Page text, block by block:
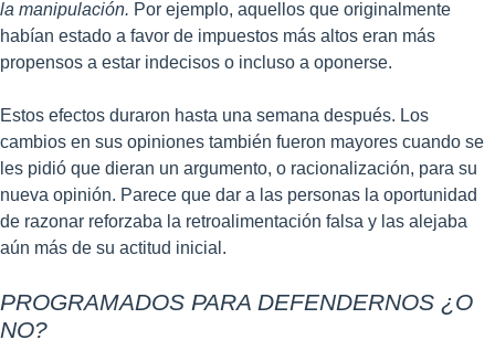
la manipulación. Por ejemplo, aquellos que originalmente
habían estado a favor de impuestos más altos eran más
propensos a estar indecisos o incluso a oponerse.
Estos efectos duraron hasta una semana después. Los
cambios en sus opiniones también fueron mayores cuando se
les pidió que dieran un argumento, o racionalización, para su
nueva opinión. Parece que dar a las personas la oportunidad
de razonar reforzaba la retroalimentación falsa y las alejaba
aún más de su actitud inicial.
PROGRAMADOS PARA DEFENDERNOS ¿O
NO?